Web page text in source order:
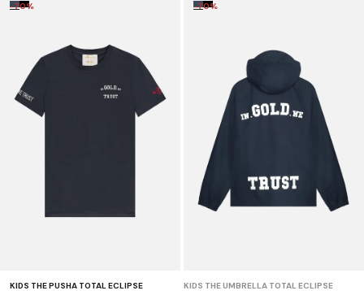
-70%
KIDS THE PUSHA TOTAL ECLIPSE
-70%
KIDS THE UMBRELLA TOTAL ECLIPSE